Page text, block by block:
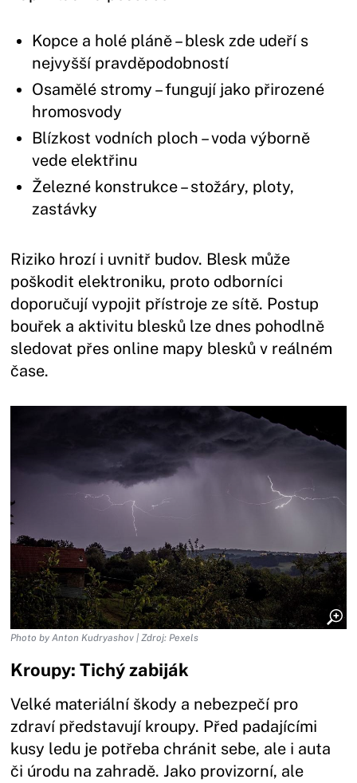
Kopce a holé pláně – blesk zde udeří s
nejvyšší pravděpodobností
Osamělé stromy – fungují jako přirozené
hromosvody
Blízkost vodních ploch – voda výborně
vede elektřinu
Železné konstrukce – stožáry, ploty,
zastávky
Riziko hrozí i uvnitř budov. Blesk může
poškodit elektroniku, proto odborníci
doporučují vypojit přístroje ze sítě. Postup
bouřek a aktivitu blesků lze dnes pohodlně
sledovat přes online mapy blesků v reálném
čase.
Photo by Anton Kudryashov | Zdroj: Pexels
Kroupy: Tichý zabiják
Velké materiální škody a nebezpečí pro
zdraví představují kroupy. Před padajícími
kusy ledu je potřeba chránit sebe, ale i auta
či úrodu na zahradě. Jako provizorní, ale